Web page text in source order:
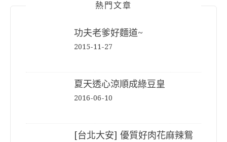
熱門文章
功夫老爹好麵道~
2015-11-27
夏天透心涼順成綠豆皇
2016-06-10
[台北大安] 優質好肉花麻辣鴛